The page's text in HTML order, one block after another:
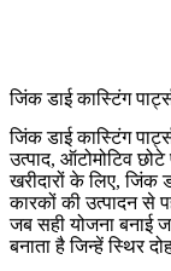
जिंक डाई कास्टिंग
जिंक डाई कास्टिंग
उत्पाद, ऑटोमोटिव
खरीदारों के लिए, जिंक
कारकों की उत्पादन से
जब सही योजना बनाई
बनाता है जिन्हें स्थिर